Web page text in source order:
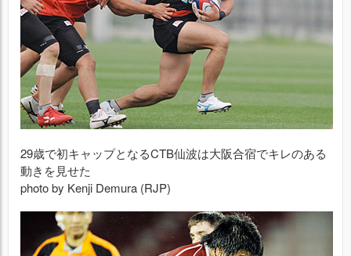
29歳で初キャップとなるCTB仙波は大阪合宿でキレのある
動きを見せた
photo by Kenji Demura (RJP)